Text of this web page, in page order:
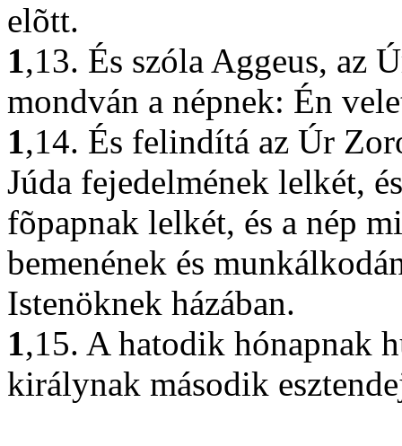
elõtt.
1,13. És szóla Aggeus, az
mondván a népnek: Én
1,14. És felindítá az Úr
Júda fejedelmének lelkét,
fõpapnak lelkét, és a nép
bemenének és
Istenöknek házában.
1,15. A hatodik hónapnak
királynak második